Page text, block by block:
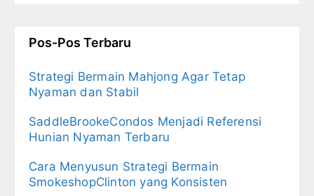
Pos-Pos Terbaru
Strategi Bermain Mahjong Agar Tetap
Nyaman dan Stabil
SaddleBrookeCondos Menjadi Referensi
Hunian Nyaman Terbaru
Cara Menyusun Strategi Bermain
SmokeshopClinton yang Konsisten